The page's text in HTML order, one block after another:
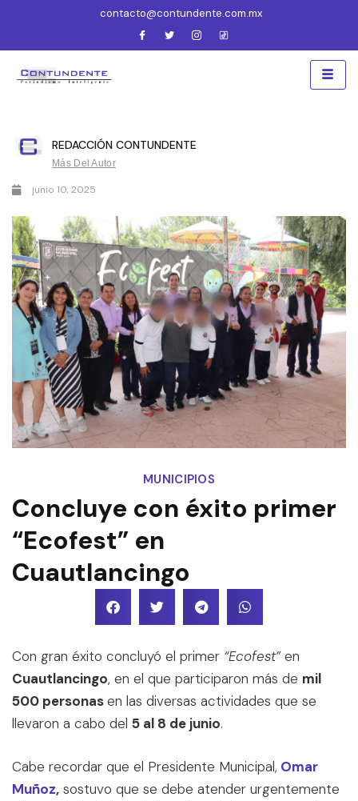
contacto@contundente.com.mx
REDACCIÓN CONTUNDENTE
Más Del Autor
junio 10, 2025
MUNICIPIOS
Concluye con éxito primer
“Ecofest” en
Cuautlancingo
Con gran éxito concluyó el primer “Ecofest”en
Cuautlancingo, en el que participaron más de mil
500 personasen las diversas actividades que se
llevaron a cabo del 5 al 8 de junio.
Cabe recordar que el Presidente Municipal, Omar
Muñoz, sostuvo que se debe atender urgentemente